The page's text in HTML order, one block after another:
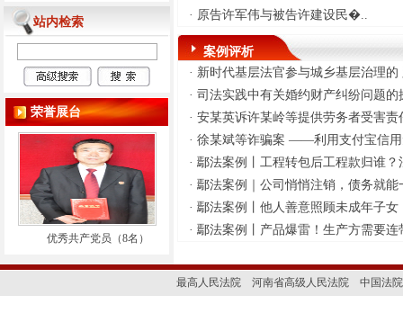
联系电话：
0374-7263205 邮编：461200
（2026）豫1024执956号 于占
淼： 本院受理的中国邮政储
蓄银行股份有限公司鄢陵县支行
申请于占淼、丁培艳金融借款合
同纠纷一案，依照《中华人民共
和国民事诉讼法》第九十五条之
规定，现依法向你（们）公告送
达（2026）豫1024执956号执行裁
定书，自公告之日起30日内向本
院领取上述文书，逾期即视为送
达。 特此公告
站内检索
荣誉展台
优秀共产党员（8名）
· 原告许军伟与被告许建设民�..
案例评析
· 新时代基层法官参与城乡基层治理的
· 司法实践中有关婚约财产纠纷问题的
· 安某英诉许某岭等提供劳务者受害责
· 徐某斌等诈骗案 ——利用支付宝信
· 鄢法案例丨工程转包后工程款归谁？
· 鄢法案例｜公司悄悄注销，债务就能
· 鄢法案例丨他人善意照顾未成年子女
· 鄢法案例丨产品爆雷！生产方需要连
最高人民法院 河南省高级人民法院 中国法